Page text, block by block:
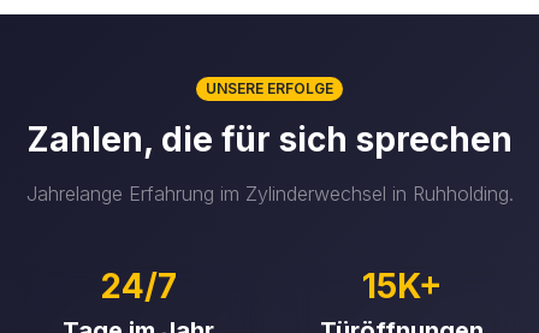
UNSERE ERFOLGE
Zahlen, die für sich sprechen
Jahrelange Erfahrung im Zylinderwechsel in Ruhholding.
24/7 15K+